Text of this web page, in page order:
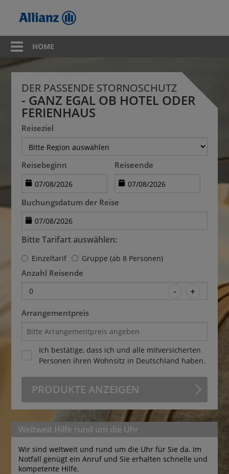
HOME
DER PASSENDE STORNOSCHUTZ
- GANZ EGAL OB HOTEL ODER
FERIENHAUS
Reiseziel
Reisebeginn Reiseende
Buchungsdatum der Reise
Bitte Tarifart auswählen:
Einzeltarif Gruppe (ab 8 Personen)
Anzahl Reisende
0
Arrangementpreis
Ich bestätige, dass ich und alle mitversicherten
Personen ihren Wohnsitz in Deutschland haben.
PRODUKTE ANZEIGEN
Weltweit Hilfe rund um die Uhr
Wir sind weltweit und rund um die Uhr für Sie da. Im
Notfall genügt ein Anruf und Sie erhalten schnelle und
kompetente Hilfe.